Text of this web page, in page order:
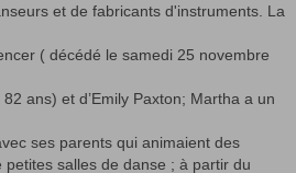
et de fabricants d'instruments. La
( décédé le samedi 25 novembre
ans) et d’Emily Paxton; Martha a un
ses parents qui animaient des
salles de danse ; à partir du